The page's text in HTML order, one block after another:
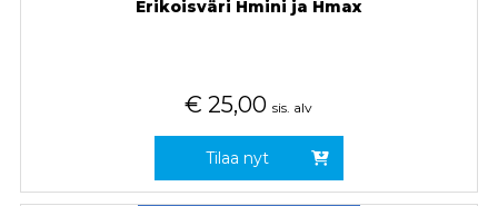
Erikoisväri Hmini ja Hmax
€ 25,00 sis. alv
Tilaa nyt